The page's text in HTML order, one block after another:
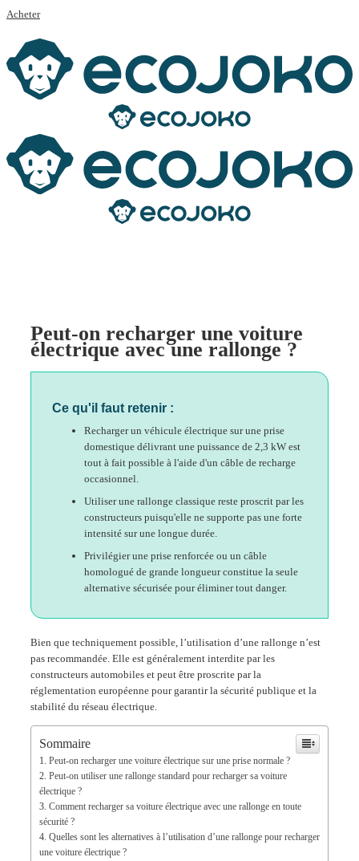
Acheter
Peut-on recharger une voiture
électrique avec une rallonge ?
Ce qu'il faut retenir :
Recharger un véhicule électrique sur une prise
domestique délivrant une puissance de 2,3 kW est
tout à fait possible à l'aide d'un câble de recharge
occasionnel.
Utiliser une rallonge classique reste proscrit par les
constructeurs puisqu'elle ne supporte pas une forte
intensité sur une longue durée.
Privilégier une prise renforcée ou un câble
homologué de grande longueur constitue la seule
alternative sécurisée pour éliminer tout danger.
Bien que techniquement possible, l’utilisation d’une rallonge n’est
pas recommandée. Elle est généralement interdite par les
constructeurs automobiles et peut être proscrite par la
réglementation européenne pour garantir la sécurité publique et la
stabilité du réseau électrique.
Sommaire
Peut-on recharger une voiture électrique sur une prise normale ?
Peut-on utiliser une rallonge standard pour recharger sa voiture
électrique ?
Comment recharger sa voiture électrique avec une rallonge en toute
sécurité ?
Quelles sont les alternatives à l’utilisation d’une rallonge pour recharger
une voiture électrique ?